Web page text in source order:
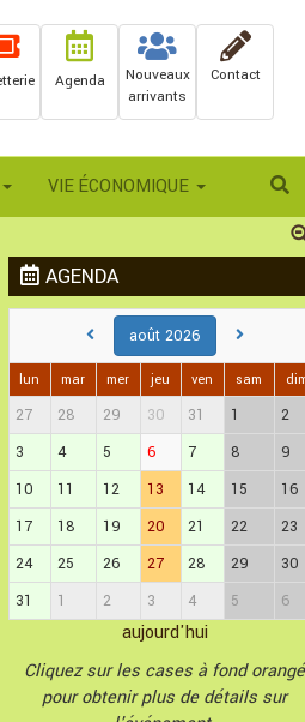
Contact
Nouveaux
arrivants
Agenda
VIE ÉCONOMIQUE
AGENDA
août 2026
lun mar mer jeu ven sam
27 28 29 30 31 1
2
3
4 5 6 7 8
9
10
11 12 13 14 15
16
17
18 19 20 21 22
23
24
25 26 27 28 29
30
31
1 2 3 4 5 6
aujourd'hui
Cliquez sur les cases à fond orangé
pour obtenir plus de détails sur